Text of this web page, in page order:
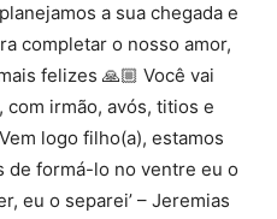
a sua chegada e
completar o nosso amor,
felizes 🙏🏼 Você vai
com irmão, avós, titios e
logo filho(a), estamos
de formá-lo no ventre eu o
eu o separei’ – Jeremias‬